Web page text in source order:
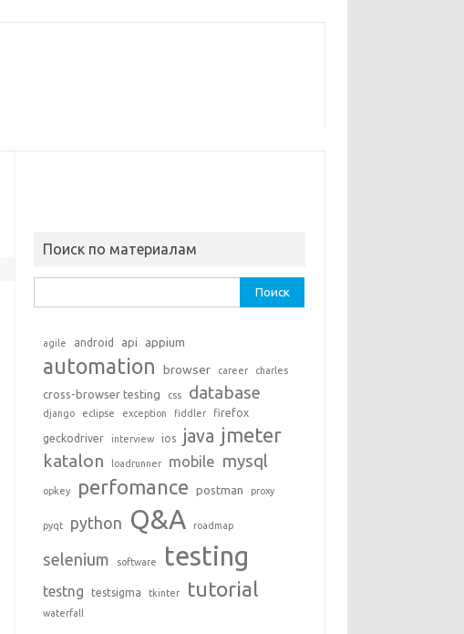
Поиск по материалам
agile android api appium
automation browser career charles
cross-browser testing css database
django eclipse exception fiddler firefox
geckodriver interview ios java jmeter
katalon loadrunner mobile mysql
opkey perfomance postman proxy
pyqt python Q&A roadmap
selenium software testing
testng testsigma tkinter tutorial
waterfall